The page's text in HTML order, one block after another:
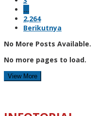
…
2,264
Berikutnya
No More Posts Available.
No more pages to load.
View More